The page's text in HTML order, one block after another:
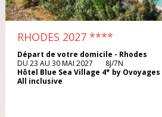
DANEMARK
ESPAGNE
RHODES 2027 ****
Départ de votre domicile - Rhodes
DU 23 AU 30 MAI 2027 8J/7N
Hôtel Blue Sea Village 4* by Ovoyages
All inclusive
Iles Grenadines
Italie
Pologne